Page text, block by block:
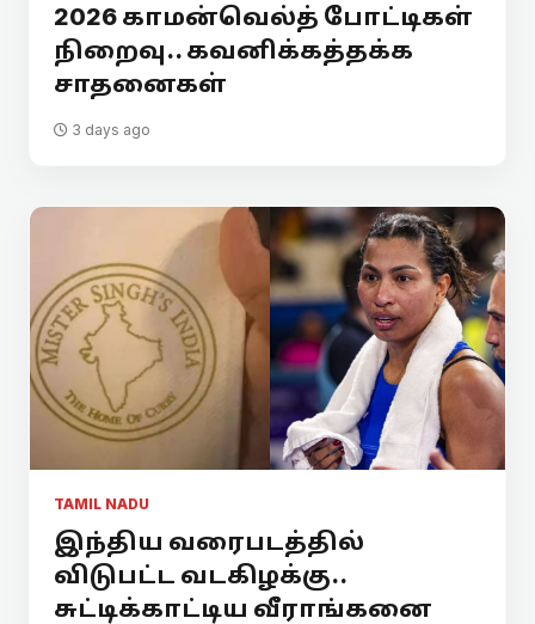
2026 காமன்வெல்த் போட்டிகள்
நிறைவு.. கவனிக்கத்தக்க
சாதனைகள்
3 days ago
TAMIL NADU
இந்திய வரைபடத்தில்
விடுபட்ட வடகிழக்கு..
சுட்டிக்காட்டிய வீராங்கனை